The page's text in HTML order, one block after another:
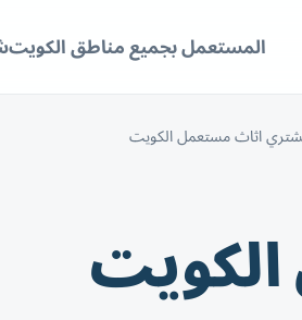
المستعمل بجميع مناطق الكويت
اثاث مستعمل الكويت